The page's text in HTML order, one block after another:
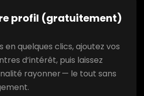
profil (gratuitement)
en quelques clics, ajoutez vos
d’intérêt, puis laissez
rayonner — le tout sans